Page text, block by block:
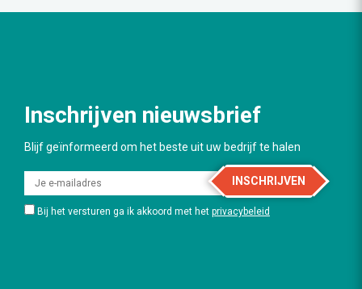
Inschrijven nieuwsbrief
Blijf geïnformeerd om het beste uit uw bedrijf te halen
INSCHRIJVEN
Bij het versturen ga ik akkoord met het privacybeleid